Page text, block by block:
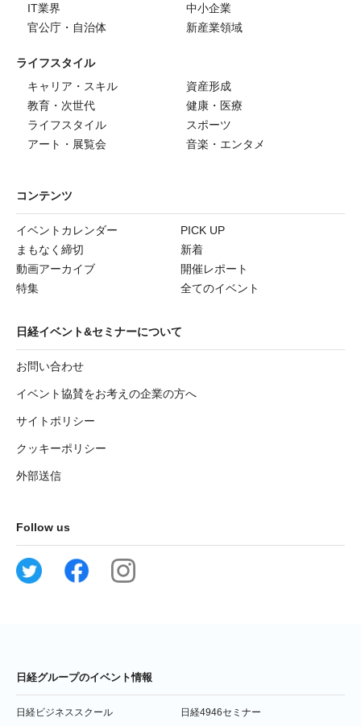
IT業界
中小企業
官公庁・自治体
新産業領域
ライフスタイル
キャリア・スキル
資産形成
教育・次世代
健康・医療
ライフスタイル
スポーツ
アート・展覧会
音楽・エンタメ
コンテンツ
イベントカレンダー
PICK UP
まもなく締切
新着
動画アーカイブ
開催レポート
特集
全てのイベント
日経イベント&セミナーについて
お問い合わせ
イベント協賛をお考えの企業の方へ
サイトポリシー
クッキーポリシー
外部送信
Follow us
日経グループのイベント情報
日経ビジネススクール
日経4946セミナー